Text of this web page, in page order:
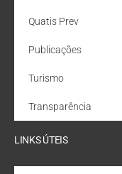
Quatis Prev
Publicações
Turismo
Transparência
LINKS ÚTEIS